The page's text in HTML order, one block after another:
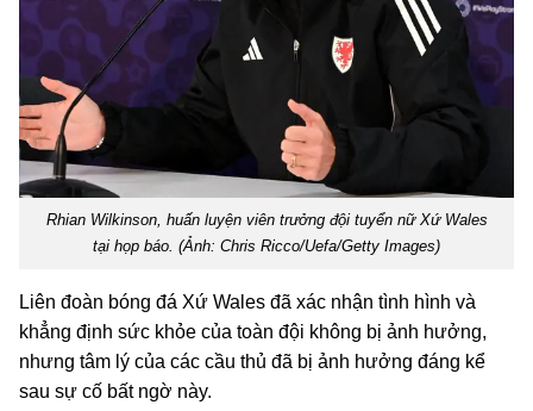
Rhian Wilkinson, huấn luyện viên trưởng đội tuyển nữ Xứ Wales
tại họp báo. (Ảnh: Chris Ricco/Uefa/Getty Images)
Liên đoàn bóng đá Xứ Wales đã xác nhận tình hình và
khẳng định sức khỏe của toàn đội không bị ảnh hưởng,
nhưng tâm lý của các cầu thủ đã bị ảnh hưởng đáng kể
sau sự cố bất ngờ này.